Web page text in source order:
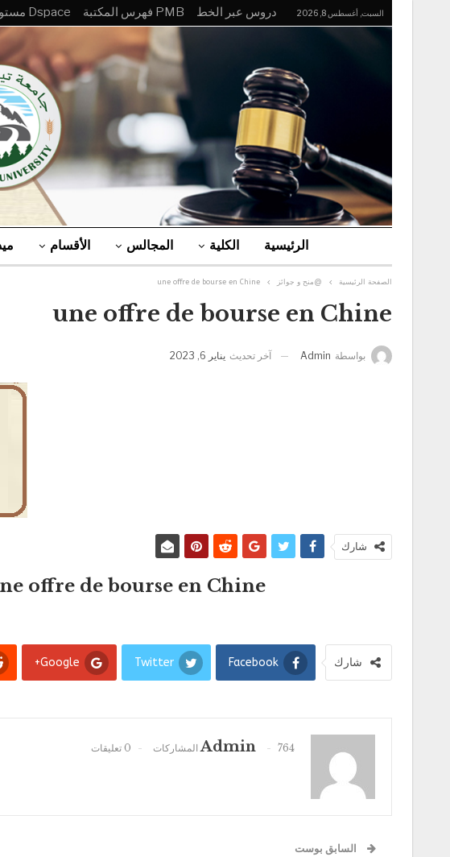
السبت, أغسطس 8, 2026 دروس عبر الخط PMB فهرس المكتبة Dspace مستودع
الرئيسية الكلية المجالس الأقسام
الصفحة الرئيسية @منح و جوائز une offre de bourse en Chine
une offre de bourse en Chine
بواسطة Admin آخر تحديث يناير 6, 2023
شارك
offre de bourse en Chine.
شارك Facebook
Twitter
Google+
Admin 764 المشاركات 0 تعليقات
السابق بوست